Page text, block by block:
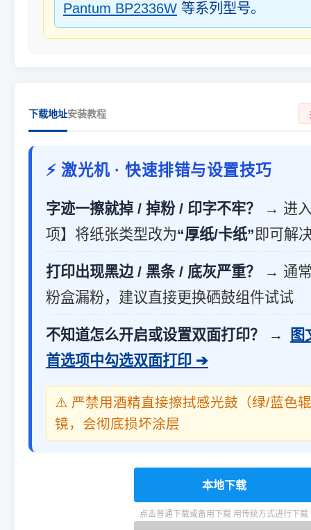
Pantum BP2336W 等系列型号。
下载地址安装教程
⚡ 激光机 · 快速排错与设置技巧
字迹一擦就掉 / 掉粉 / 印字不牢？
→ 进
项】将纸张类型改为“厚纸/卡纸” 即可解
打印出现黑边 / 黑条 / 底灰严重？
→ 通
粉盒漏粉，建议直接更换硒鼓组件试试
不知道怎么开启或设置双面打印？ →
图
首选项中勾选双面打印 ➔
⚠️ 严禁用酒精直接擦拭感光鼓（绿/蓝色
镜，会彻底损坏涂层
本地下载
点击普通下载或备用下载 用传统方式进行下载